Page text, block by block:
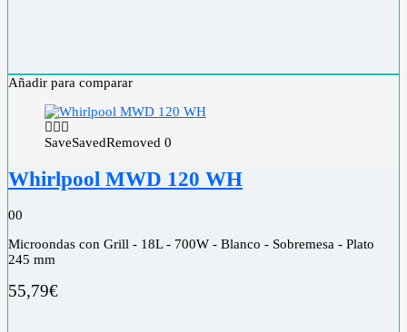
Añadir para comparar
SaveSavedRemoved 0
Whirlpool MWD 120 WH
00
Microondas con Grill - 18L - 700W - Blanco - Sobremesa - Plato
245 mm
55,79€